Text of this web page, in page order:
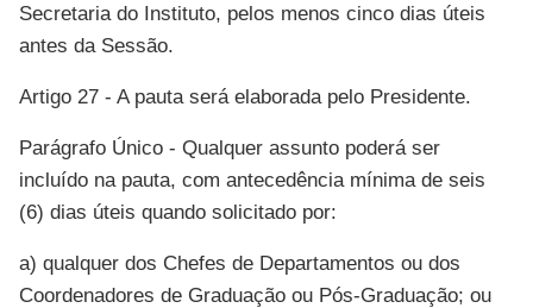
Secretaria do Instituto, pelos menos cinco dias úteis
antes da Sessão.
Artigo 27 - A pauta será elaborada pelo Presidente.
Parágrafo Único - Qualquer assunto poderá ser
incluído na pauta, com antecedência mínima de seis
(6) dias úteis quando solicitado por:
a) qualquer dos Chefes de Departamentos ou dos
Coordenadores de Graduação ou Pós-Graduação; ou